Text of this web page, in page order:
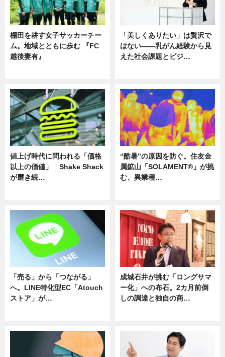
棚田を耕す女子サッカーチー
ム。地域とともに歩む 『FC
越後妻有』
「美しくありたい」は贅沢で
はない――乳がん経験から見
えた社会課題とビジ…
値上げ時代に問われる「価格
以上の価値」 Shake Shack
が磨き続…
“酷暑”の原因を防ぐ。住友金
属鉱山「SOLAMENT®」が挑
む、異業種…
「売る」から「つながる」
へ。LINE特化型EC「Atouch
ストア」が…
成城石井が挑む「ロングサマ
ー化」への布石。2カ月前倒
しの調達と独自の商…